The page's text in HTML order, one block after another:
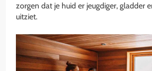
zorgen dat je huid er jeugdiger, gladder
uitziet.